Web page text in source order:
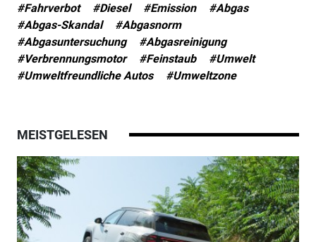
#Fahrverbot #Diesel #Emission
#Abgas
#Abgas-Skandal
#Abgasnorm
#Abgasuntersuchung
#Abgasreinigung
#Verbrennungsmotor
#Feinstaub
#Umwelt
#Umweltfreundliche Autos
#Umweltzone
MEISTGELESEN